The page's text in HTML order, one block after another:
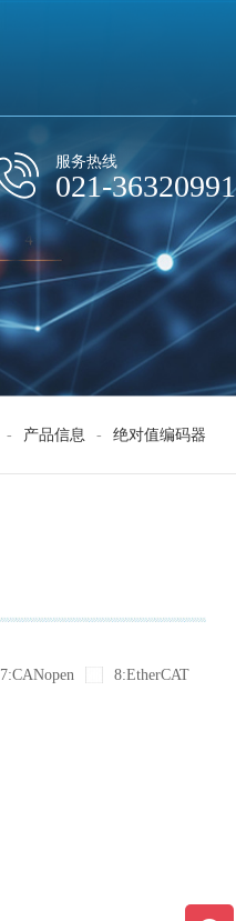
服务热线
021-36320991
- 产品信息 - 绝对值编码器
7:CANopen
8:EtherCAT